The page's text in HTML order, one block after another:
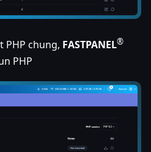
PHP chung, FASTPANEL®
PHP